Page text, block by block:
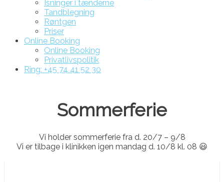
Isninger i tænderne
Tandblegning
Røntgen
Priser
Online Booking
Online Booking
Privatlivspolitik
Ring: +45 74 41 52 30
Sommerferie
Vi holder sommerferie fra d. 20/7 – 9/8
Vi er tilbage i klinikken igen mandag d. 10/8 kl. 08 😃